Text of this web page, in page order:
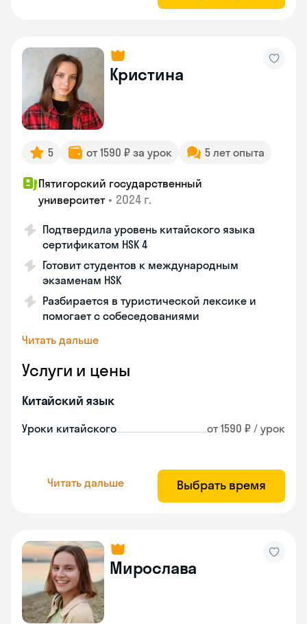
Кристина
5 от 1590 ₽ за урок 5 лет опыта
Пятигорский государственный
университет • 2024 г.
Подтвердила уровень китайского языка
сертификатом HSK 4
Готовит студентов к международным
экзаменам HSK
Разбирается в туристической лексике и
помогает с собеседованиями
Читать дальше
Услуги и цены
Китайский язык
Уроки китайского от 1590 ₽ / урок
Читать дальше Выбрать время
Мирослава